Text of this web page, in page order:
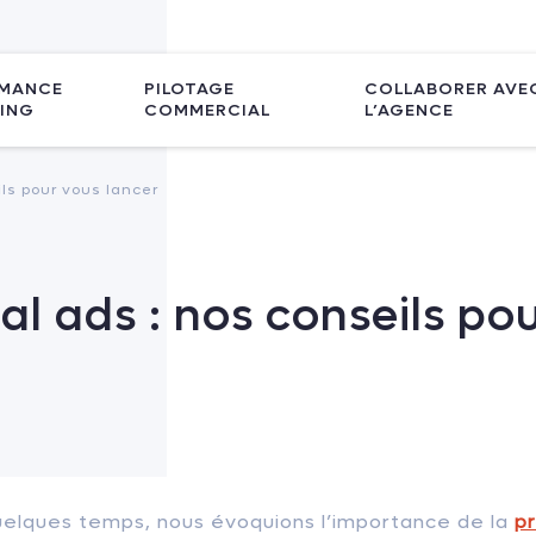
PILOTAGE
COMMERCIAL
COLLABORER
L’AGENCE
pour vous lancer
ads : nos conseils
temps, nous évoquions l’importance de la